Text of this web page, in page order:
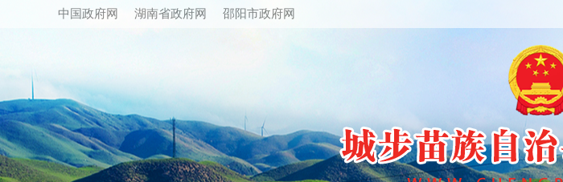
中国政府网 湖南省政府网 邵阳市政府网